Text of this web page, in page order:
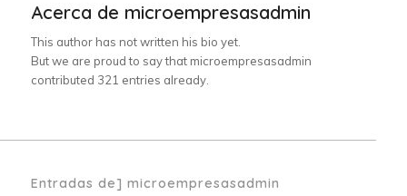
Acerca de microempresasadmin
This author has not written his bio yet.
But we are proud to say thatmicroempresasadmin
contributed 321 entries already.
Entradas de] microempresasadmin